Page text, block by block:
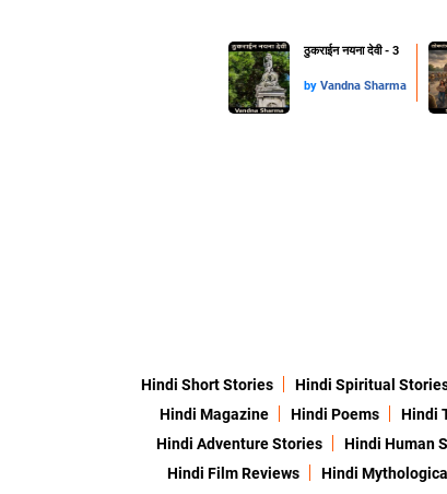
ठुकराईन नयना देवी - 3
by Vandna Sharma
Hindi Short Stories Hindi Spiritual
Hindi Magazine
Hindi Poems Hindi
Hindi Adventure Stories
Hindi Human
Hindi Film Reviews
Hindi